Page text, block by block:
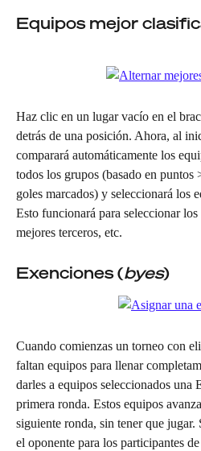
Equipos mejor
Haz clic en un lugar vacío en el
detrás de una posición. Ahora, al
comparará automáticamente los
todos los grupos (basado en puntos
goles marcados) y seleccionará los
Esto funcionará para seleccionar
mejores terceros, etc.
Exenciones (byes)
Cuando comienzas un torneo con
faltan equipos para llenar
darles a equipos seleccionados una
primera ronda. Estos equipos
siguiente ronda, sin tener que
el oponente para los participantes